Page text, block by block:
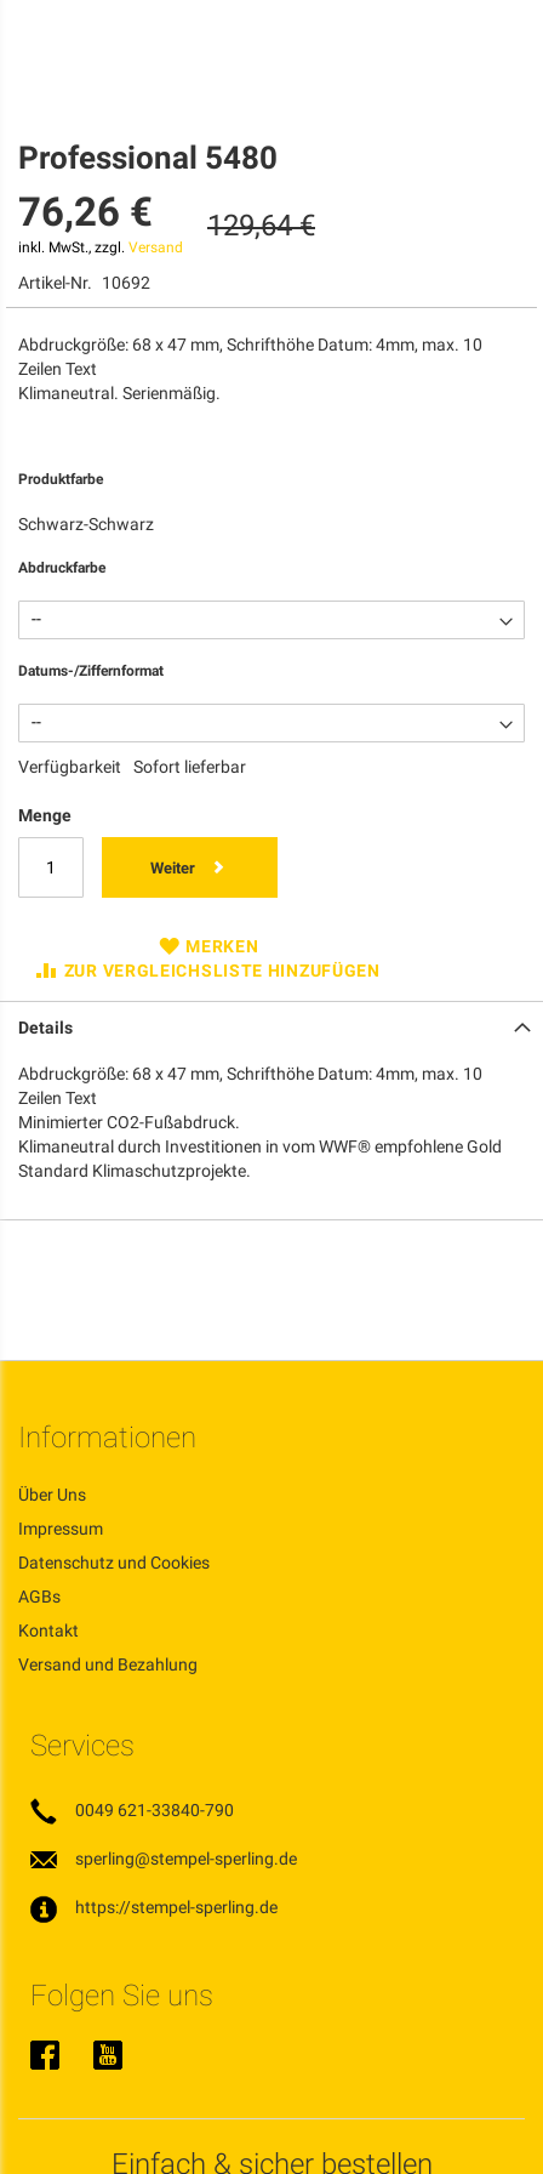
Zum
Anfang
der
Bildgalerie
springen
Professional 5480
76,26 €
inkl. MwSt., zzgl. Versand
129,64 €
Artikel-Nr. 10692
Abdruckgröße: 68 x 47 mm, Schrifthöhe Datum: 4mm, max. 10
Zeilen Text
Klimaneutral. Serienmäßig.
Produktfarbe
Schwarz-Schwarz
Abdruckfarbe
Datums-/Ziffernformat
Verfügbarkeit Sofort lieferbar
Menge
Weiter
MERKEN
ZUR VERGLEICHSLISTE HINZUFÜGEN
Details
Abdruckgröße: 68 x 47 mm, Schrifthöhe Datum: 4mm, max. 10
Zeilen Text
Minimierter CO2-Fußabdruck.
Klimaneutral durch Investitionen in vom WWF® empfohlene Gold
Standard Klimaschutzprojekte.
Informationen
Über Uns
Impressum
Datenschutz und Cookies
AGBs
Kontakt
Versand und Bezahlung
Services
0049 621-33840-790
sperling@stempel-sperling.de
https://stempel-sperling.de
Folgen Sie uns
Einfach & sicher bestellen